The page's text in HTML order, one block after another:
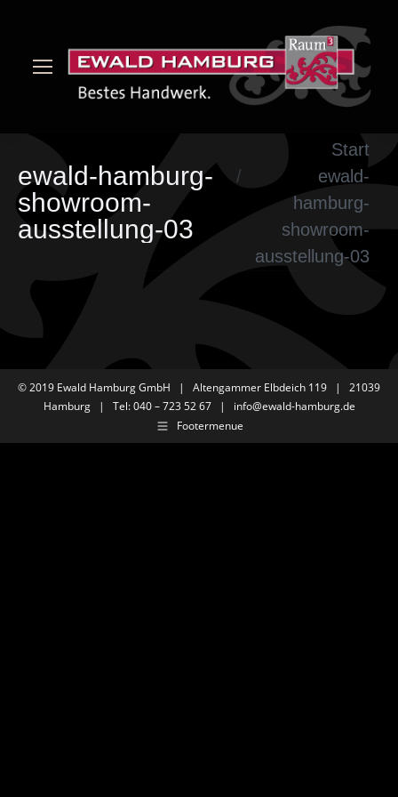
ewald-hamburg-
showroom-
ausstellung-03
Sie befinden sich hier:Start
ewald-
hamburg-
showroom-
ausstellung-03
© 2019 Ewald Hamburg GmbH | Altengammer Elbdeich 119 | 21039
Hamburg | Tel: 040 – 723 52 67 | info@ewald-hamburg.de
Footermenue